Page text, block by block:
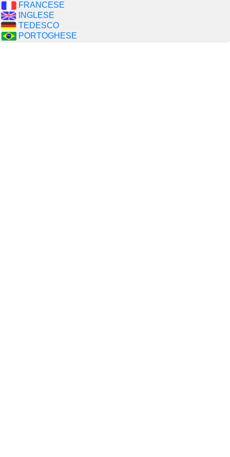
FRANCESE
INGLESE
TEDESCO
PORTOGHESE